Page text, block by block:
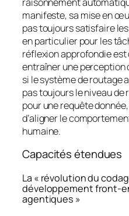
manifeste, sa mise en
pas toujours satisfaire
en particulier pour les
réflexion approfondie
entraîner une perception
si le système de routage
pas toujours le niveau
pour une requête
d’aligner le
humaine.
Capacités étendues
La « révolution du
développementfront-
agentiques »